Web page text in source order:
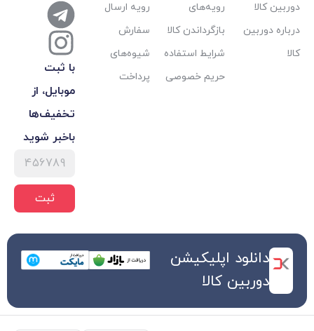
رویه‌های
بازگرداندن کالا
شرایط استفاده
رویه ارسال
سفارش
شیوه‌های
پرداخت
اپلیکیشن